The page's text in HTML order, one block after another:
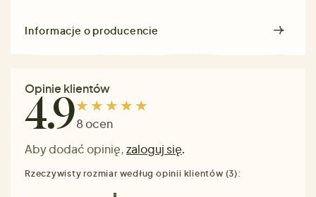
Informacje o producencie
Opinie klientów
4.98 ocen
Aby dodać opinię,zaloguj się.
Rzeczywisty rozmiar według opinii klientów (3):